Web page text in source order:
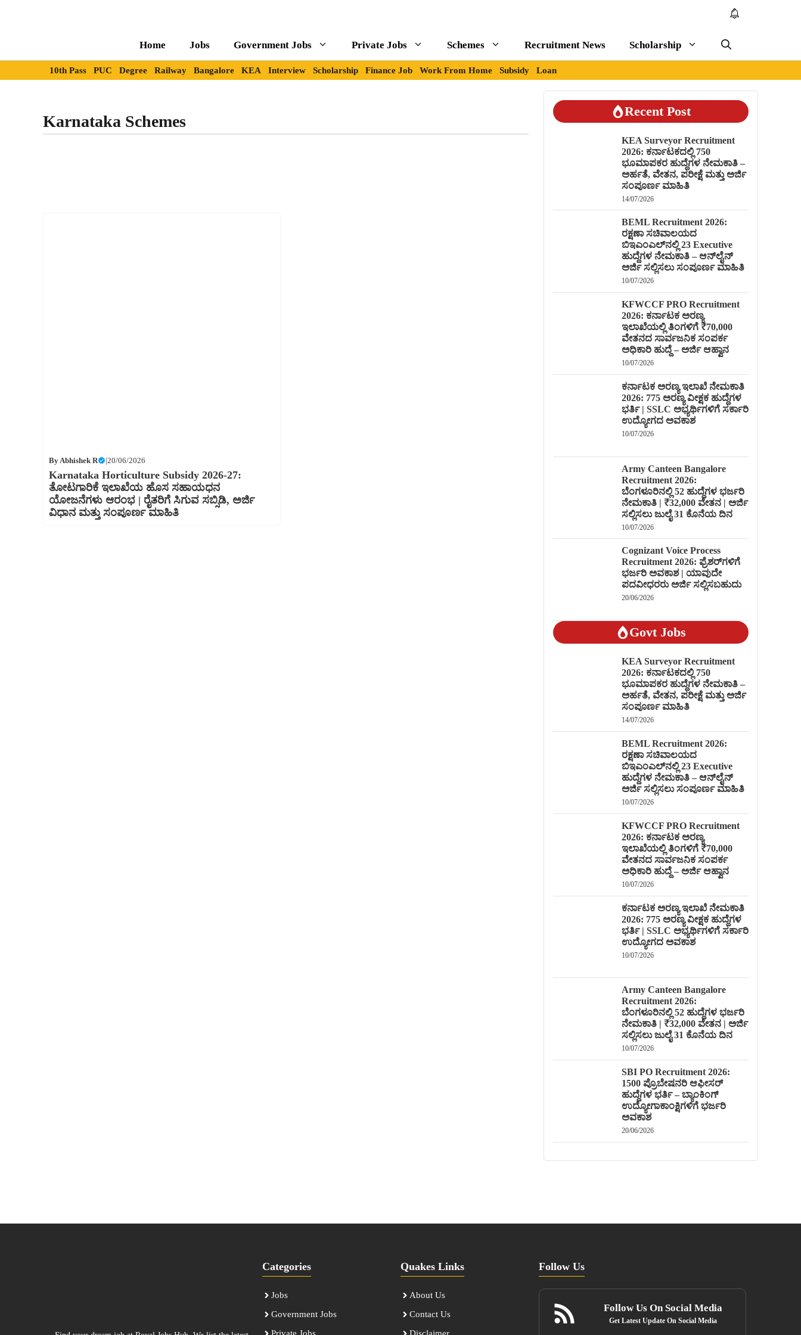
Home Jobs Government Jobs Private Jobs Schemes Recruitment News Scholarship
10th Pass PUC Degree Railway Bangalore KEA Interview Scholarship Finance Job Work From Home Subsidy Loan
Karnataka Schemes
By Abhishek R |20/06/2026
Karnataka Horticulture Subsidy 2026-27:
ತೋಟಗಾರಿಕೆ ಇಲಾಖೆಯ ಹೊಸ ಸಹಾಯಧನ
ಯೋಜನೆಗಳು ಆರಂಭ | ರೈತರಿಗೆ ಸಿಗುವ ಸಬ್ಸಿಡಿ, ಅರ್ಜಿ
ವಿಧಾನ ಮತ್ತು ಸಂಪೂರ್ಣ ಮಾಹಿತಿ
Recent Post
KEA Surveyor Recruitment
2026: ಕರ್ನಾಟಕದಲ್ಲಿ 750
ಭೂಮಾಪಕರ ಹುದ್ದೆಗಳ ನೇಮಕಾತಿ –
ಅರ್ಹತೆ, ವೇತನ, ಪರೀಕ್ಷೆ ಮತ್ತು ಅರ್ಜಿ
ಸಂಪೂರ್ಣ ಮಾಹಿತಿ
14/07/2026
BEML Recruitment 2026:
ರಕ್ಷಣಾ ಸಚಿವಾಲಯದ
ಬಿಇಎಂಎಲ್‌ನಲ್ಲಿ 23 Executive
ಹುದ್ದೆಗಳ ನೇಮಕಾತಿ – ಆನ್‌ಲೈನ್
ಅರ್ಜಿ ಸಲ್ಲಿಸಲು ಸಂಪೂರ್ಣ ಮಾಹಿತಿ
10/07/2026
KFWCCF PRO Recruitment
2026: ಕರ್ನಾಟಕ ಅರಣ್ಯ
ಇಲಾಖೆಯಲ್ಲಿ ತಿಂಗಳಿಗೆ ₹70,000
ವೇತನದ ಸಾರ್ವಜನಿಕ ಸಂಪರ್ಕ
ಅಧಿಕಾರಿ ಹುದ್ದೆ – ಅರ್ಜಿ ಆಹ್ವಾನ
10/07/2026
ಕರ್ನಾಟಕ ಅರಣ್ಯ ಇಲಾಖೆ ನೇಮಕಾತಿ
2026: 775 ಅರಣ್ಯ ವೀಕ್ಷಕ ಹುದ್ದೆಗಳ
ಭರ್ತಿ | SSLC ಅಭ್ಯರ್ಥಿಗಳಿಗೆ ಸರ್ಕಾರಿ
ಉದ್ಯೋಗದ ಅವಕಾಶ
10/07/2026
Army Canteen Bangalore
Recruitment 2026:
ಬೆಂಗಳೂರಿನಲ್ಲಿ 52 ಹುದ್ದೆಗಳ ಭರ್ಜರಿ
ನೇಮಕಾತಿ | ₹32,000 ವೇತನ | ಅರ್ಜಿ
ಸಲ್ಲಿಸಲು ಜುಲೈ 31 ಕೊನೆಯ ದಿನ
10/07/2026
Cognizant Voice Process
Recruitment 2026: ಫ್ರೆಶರ್‌ಗಳಿಗೆ
ಭರ್ಜರಿ ಅವಕಾಶ | ಯಾವುದೇ
ಪದವೀಧರರು ಅರ್ಜಿ ಸಲ್ಲಿಸಬಹುದು
20/06/2026
Govt Jobs
KEA Surveyor Recruitment
2026: ಕರ್ನಾಟಕದಲ್ಲಿ 750
ಭೂಮಾಪಕರ ಹುದ್ದೆಗಳ ನೇಮಕಾತಿ –
ಅರ್ಹತೆ, ವೇತನ, ಪರೀಕ್ಷೆ ಮತ್ತು ಅರ್ಜಿ
ಸಂಪೂರ್ಣ ಮಾಹಿತಿ
14/07/2026
BEML Recruitment 2026:
ರಕ್ಷಣಾ ಸಚಿವಾಲಯದ
ಬಿಇಎಂಎಲ್‌ನಲ್ಲಿ 23 Executive
ಹುದ್ದೆಗಳ ನೇಮಕಾತಿ – ಆನ್‌ಲೈನ್
ಅರ್ಜಿ ಸಲ್ಲಿಸಲು ಸಂಪೂರ್ಣ ಮಾಹಿತಿ
10/07/2026
KFWCCF PRO Recruitment
2026: ಕರ್ನಾಟಕ ಅರಣ್ಯ
ಇಲಾಖೆಯಲ್ಲಿ ತಿಂಗಳಿಗೆ ₹70,000
ವೇತನದ ಸಾರ್ವಜನಿಕ ಸಂಪರ್ಕ
ಅಧಿಕಾರಿ ಹುದ್ದೆ – ಅರ್ಜಿ ಆಹ್ವಾನ
10/07/2026
ಕರ್ನಾಟಕ ಅರಣ್ಯ ಇಲಾಖೆ ನೇಮಕಾತಿ
2026: 775 ಅರಣ್ಯ ವೀಕ್ಷಕ ಹುದ್ದೆಗಳ
ಭರ್ತಿ | SSLC ಅಭ್ಯರ್ಥಿಗಳಿಗೆ ಸರ್ಕಾರಿ
ಉದ್ಯೋಗದ ಅವಕಾಶ
10/07/2026
Army Canteen Bangalore
Recruitment 2026:
ಬೆಂಗಳೂರಿನಲ್ಲಿ 52 ಹುದ್ದೆಗಳ ಭರ್ಜರಿ
ನೇಮಕಾತಿ | ₹32,000 ವೇತನ | ಅರ್ಜಿ
ಸಲ್ಲಿಸಲು ಜುಲೈ 31 ಕೊನೆಯ ದಿನ
10/07/2026
SBI PO Recruitment 2026:
1500 ಪ್ರೊಬೇಷನರಿ ಆಫೀಸರ್
ಹುದ್ದೆಗಳ ಭರ್ತಿ – ಬ್ಯಾಂಕಿಂಗ್
ಉದ್ಯೋಗಾಕಾಂಕ್ಷಿಗಳಿಗೆ ಭರ್ಜರಿ
ಅವಕಾಶ
20/06/2026
Categories
Jobs
Government Jobs
Quakes Links
About Us
Contact Us
Follow Us
Follow Us On Social Media
Get Latest Update On Social Media